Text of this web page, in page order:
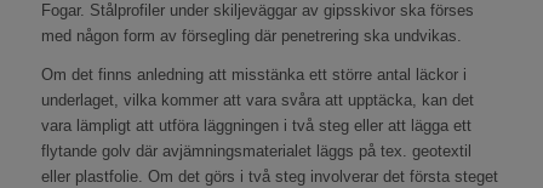
Fogar. Stålprofiler under skiljeväggar av gipsskivor ska förses
med någon form av försegling där penetrering ska undvikas.
Om det finns anledning att misstänka ett större antal läckor i
underlaget, vilka kommer att vara svåra att upptäcka, kan det
vara lämpligt att utföra läggningen i två steg eller att lägga ett
flytande golv där avjämningsmaterialet läggs på tex. geotextil
eller plastfolie. Om det görs i två steg involverar det första steget